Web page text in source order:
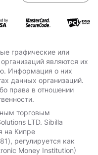
графические или
являются их
Информация о них
данных организаций.
права в отношении
торговым
LTD. Sibilla
на Кипре
регулируется как
Money Institution)